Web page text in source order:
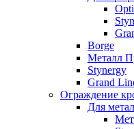
Borge
Металл
Stynergy
Grand
Ограждение
Для